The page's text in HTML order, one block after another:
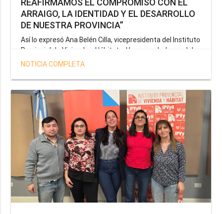
ARRAIGO, LA IDENTIDAD Y EL DESARROLLO
DE NUESTRA PROVINCIA”
Así lo expresó Ana Belén Cilla, vicepresidenta del Instituto
Provincial de Vivienda y Hábitat, al hacer un balance del
trabajo del organismo en el marco de la operatoria
salud y seguridad impulsada por el gobernador Gustavo
Melella.
NOTICIA COMPLETA